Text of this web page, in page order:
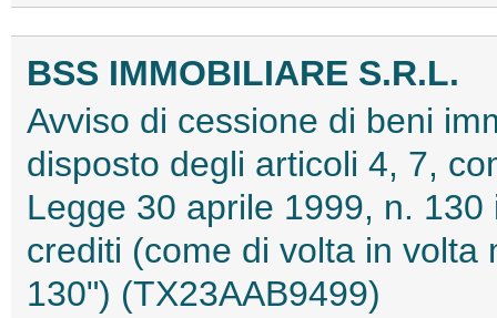
BSS IMMOBILIARE S.R.L.
Avviso di cessione di beni
disposto degli articoli 4, 7,
Legge 30 aprile 1999, n.
crediti (come di volta in
130") (TX23AAB9499)